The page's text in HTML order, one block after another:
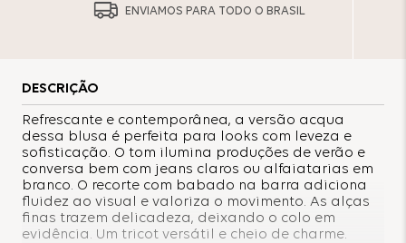
ENVIAMOS PARA TODO O BRASIL
DESCRIÇÃO
Refrescante e contemporânea, a versão acqua
dessa blusa é perfeita para looks com leveza e
sofisticação. O tom ilumina produções de verão e
conversa bem com jeans claros ou alfaiatarias em
branco. O recorte com babado na barra adiciona
fluidez ao visual e valoriza o movimento. As alças
finas trazem delicadeza, deixando o colo em
evidência. Um tricot versátil e cheio de charme.